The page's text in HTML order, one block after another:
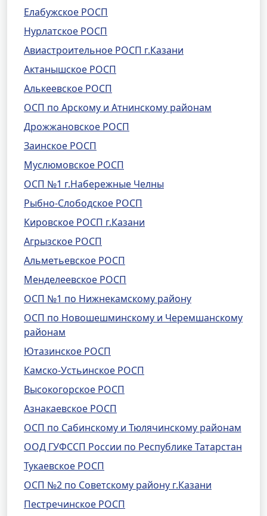
Елабужское РОСП
Нурлатское РОСП
Авиастроительное РОСП г.Казани
Актанышское РОСП
Алькеевское РОСП
ОСП по Арскому и Атнинскому районам
Дрожжановское РОСП
Заинское РОСП
Муслюмовское РОСП
ОСП №1 г.Набережные Челны
Рыбно-Слободское РОСП
Кировское РОСП г.Казани
Агрызское РОСП
Альметьевское РОСП
Менделеевское РОСП
ОСП №1 по Нижнекамскому району
ОСП по Новошешминскому и Черемшанскому
районам
Ютазинское РОСП
Камско-Устьинское РОСП
Высокогорское РОСП
Азнакаевское РОСП
ОСП по Сабинскому и Тюлячинскому районам
ООД ГУФССП России по Республике Татарстан
Тукаевское РОСП
ОСП №2 по Советскому району г.Казани
Пестречинское РОСП